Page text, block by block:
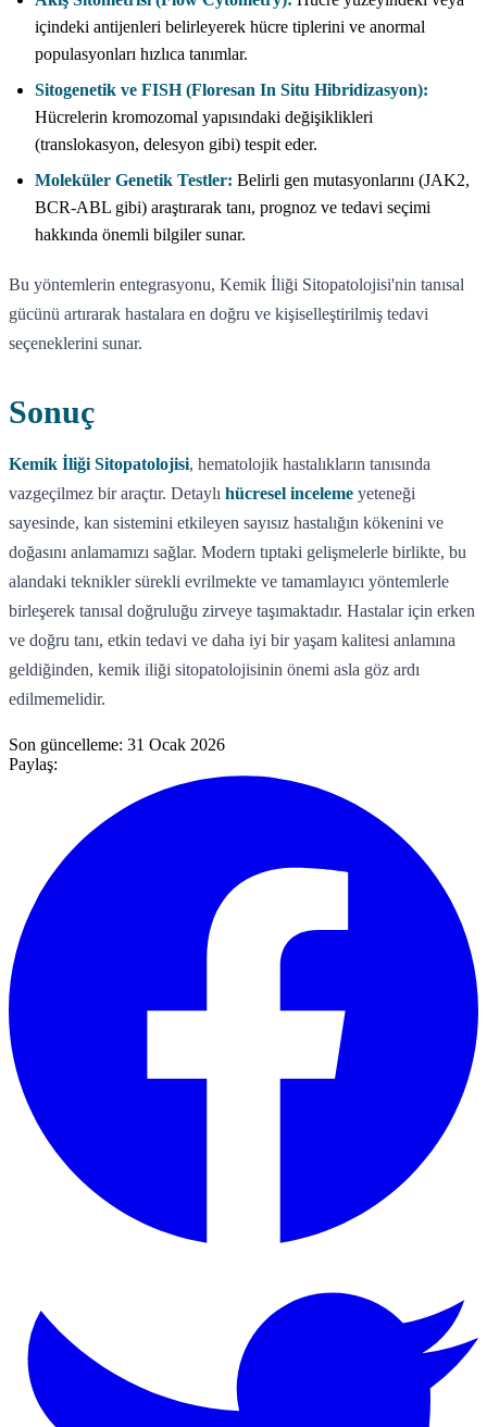
içindeki antijenleri belirleyerek hücre tiplerini ve anormal
populasyonları hızlıca tanımlar.
Sitogenetik ve FISH (Floresan In Situ Hibridizasyon):
Hücrelerin kromozomal yapısındaki değişiklikleri
(translokasyon, delesyon gibi) tespit eder.
Moleküler Genetik Testler: Belirli gen mutasyonlarını (JAK2,
BCR-ABL gibi) araştırarak tanı, prognoz ve tedavi seçimi
hakkında önemli bilgiler sunar.
Bu yöntemlerin entegrasyonu, Kemik İliği Sitopatolojisi'nin tanısal
gücünü artırarak hastalara en doğru ve kişiselleştirilmiş tedavi
seçeneklerini sunar.
Sonuç
Kemik İliği Sitopatolojisi, hematolojik hastalıkların tanısında
vazgeçilmez bir araçtır. Detaylı hücresel inceleme yeteneği
sayesinde, kan sistemini etkileyen sayısız hastalığın kökenini ve
doğasını anlamamızı sağlar. Modern tıptaki gelişmelerle birlikte, bu
alandaki teknikler sürekli evrilmekte ve tamamlayıcı yöntemlerle
birleşerek tanısal doğruluğu zirveye taşımaktadır. Hastalar için erken
ve doğru tanı, etkin tedavi ve daha iyi bir yaşam kalitesi anlamına
geldiğinden, kemik iliği sitopatolojisinin önemi asla göz ardı
edilmemelidir.
Son güncelleme: 31 Ocak 2026
Paylaş: